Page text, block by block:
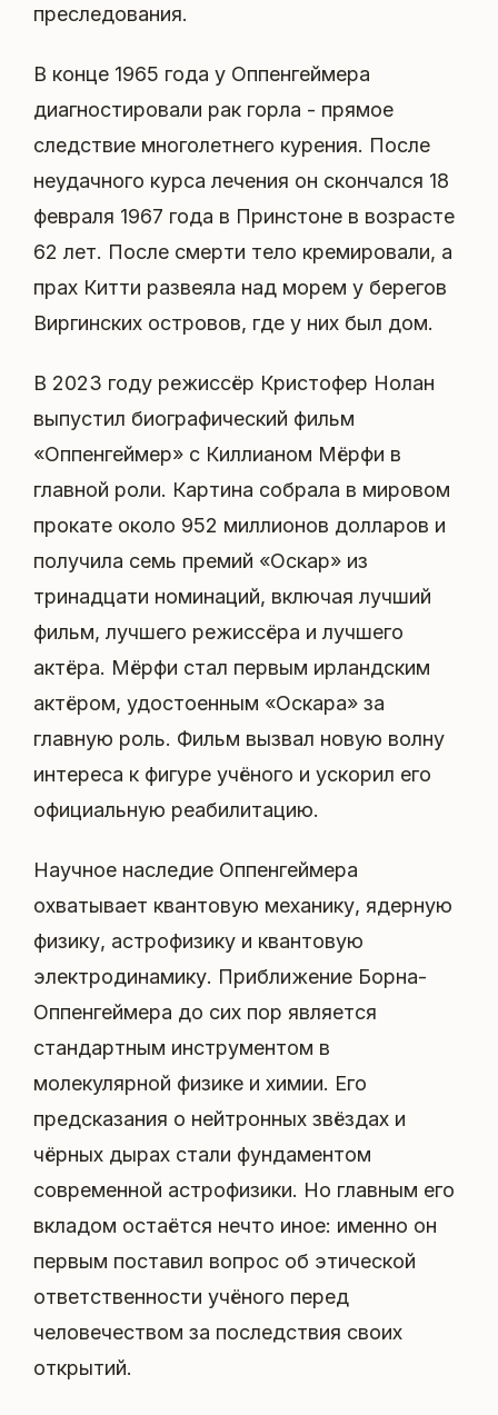
преследования.
В конце 1965 года у Оппенгеймера
диагностировали рак горла - прямое
следствие многолетнего курения. После
неудачного курса лечения он скончался 18
февраля 1967 года в Принстоне в возрасте
62 лет. После смерти тело кремировали, а
прах Китти развеяла над морем у берегов
Виргинских островов, где у них был дом.
В 2023 году режиссёр Кристофер Нолан
выпустил биографический фильм
«Оппенгеймер» с Киллианом Мёрфи в
главной роли. Картина собрала в мировом
прокате около 952 миллионов долларов и
получила семь премий «Оскар» из
тринадцати номинаций, включая лучший
фильм, лучшего режиссёра и лучшего
актёра. Мёрфи стал первым ирландским
актёром, удостоенным «Оскара» за
главную роль. Фильм вызвал новую волну
интереса к фигуре учёного и ускорил его
официальную реабилитацию.
Научное наследие Оппенгеймера
охватывает квантовую механику, ядерную
физику, астрофизику и квантовую
электродинамику. Приближение Борна-
Оппенгеймера до сих пор является
стандартным инструментом в
молекулярной физике и химии. Его
предсказания о нейтронных звёздах и
чёрных дырах стали фундаментом
современной астрофизики. Но главным его
вкладом остаётся нечто иное: именно он
первым поставил вопрос об этической
ответственности учёного перед
человечеством за последствия своих
открытий.